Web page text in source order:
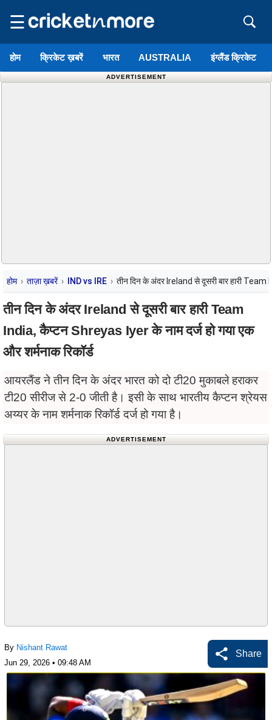
☰
होम क्रिकेट ख़बरें भारत AUSTRALIA इंग्लैंड क्रिकेट
ADVERTISEMENT
होम ताज़ा ख़बरें IND vs IRE तीन दिन के अंदर Ireland से दूसरी बार हारी Team
तीन दिन के अंदर Ireland से दूसरी बार हारी Team
India, कैप्टन Shreyas Iyer के नाम दर्ज हो गया एक
और शर्मनाक रिकॉर्ड
आयरलैंड ने तीन दिन के अंदर भारत को दो टी20 मुकाबले हराकर
टी20 सीरीज से 2-0 जीती है। इसी के साथ भारतीय कैप्टन श्रेयस
अय्यर के नाम शर्मनाक रिकॉर्ड दर्ज हो गया है।
ADVERTISEMENT
By Nishant Rawat
Jun 29, 2026 • 09:48 AM
Share